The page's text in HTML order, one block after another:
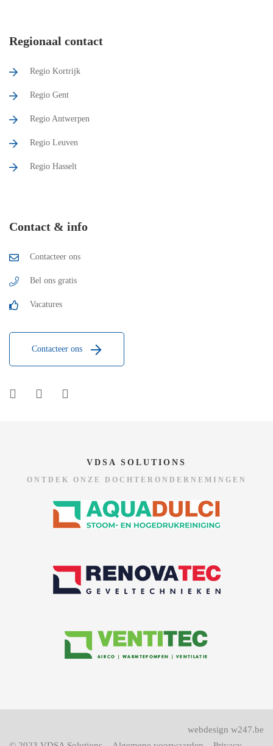
Regionaal contact
Regio Kortrijk
Regio Gent
Regio Antwerpen
Regio Leuven
Regio Hasselt
Contact & info
Contacteer ons
Bel ons gratis
Vacatures
Contacteer ons
VDSA SOLUTIONS
ONTDEK ONZE DOCHTERONDERNEMINGEN
webdesign w247.be